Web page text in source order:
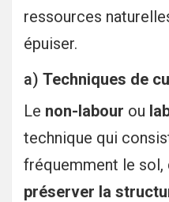
ressources
épuiser.
a) Techniques de
Le non-labour ou
technique qui
fréquemment le sol,
préserver la